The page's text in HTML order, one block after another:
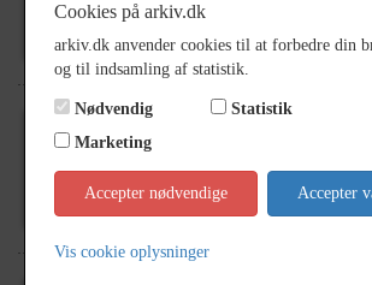
Tølløse Skole.
Torvevej 2, Gl. Tølløse
Cookies på arkiv.dk
arkiv.dk anvender cookies til at forbedre din
og til indsamling af statistik.
Nødvendig
Statistik
Marketing
Accepter nødvendige Accepter
Vis cookie oplysninger